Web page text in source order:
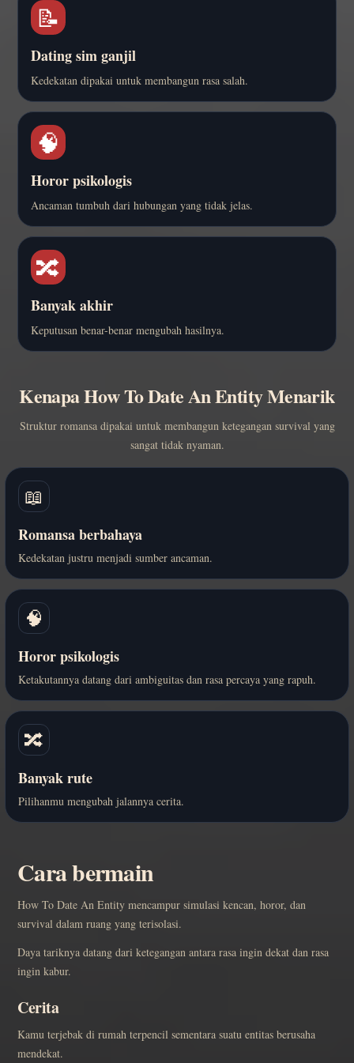
📝
Dating sim ganjil
Kedekatan dipakai untuk membangun rasa salah.
🧠
Horor psikologis
Ancaman tumbuh dari hubungan yang tidak jelas.
🔀
Banyak akhir
Keputusan benar-benar mengubah hasilnya.
Kenapa How To Date An Entity Menarik
Struktur romansa dipakai untuk membangun ketegangan survival yang
sangat tidak nyaman.
📖
Romansa berbahaya
Kedekatan justru menjadi sumber ancaman.
🧠
Horor psikologis
Ketakutannya datang dari ambiguitas dan rasa percaya yang rapuh.
🔀
Banyak rute
Pilihanmu mengubah jalannya cerita.
Cara bermain
How To Date An Entity mencampur simulasi kencan, horor, dan
survival dalam ruang yang terisolasi.
Daya tariknya datang dari ketegangan antara rasa ingin dekat dan rasa
ingin kabur.
Cerita
Kamu terjebak di rumah terpencil sementara suatu entitas berusaha
mendekat.